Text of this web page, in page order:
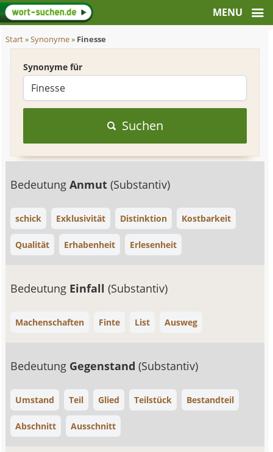
Start»Synonyme» Finesse
Synonyme für
Suchen
BedeutungAnmut(Substantiv)
schick Exklusivität Distinktion Kostbarkeit
Qualität Erhabenheit Erlesenheit
Bedeutung Einfall(Substantiv)
Machenschaften Finte List Ausweg
Bedeutung Gegenstand(Substantiv)
Umstand Teil Glied Teilstück Bestandteil
Abschnitt Ausschnitt